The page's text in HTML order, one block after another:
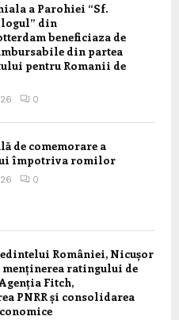
a Parohiei “Sf.
din
beneficiaza de
din partea
pentru Romanii de
0
de comemorare a
împotriva romilor
0
României, Nicușor
ratingului de
Fitch,
PNRR și consolidarea